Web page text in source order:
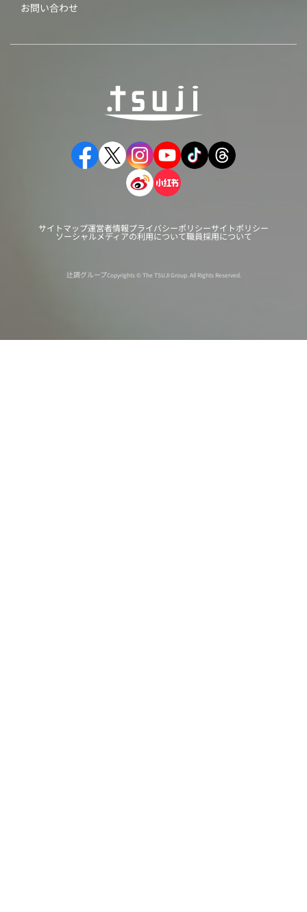
お問い合わせ
サイトマップ運営者情報プライバシーポリシーサイトポリシー
ソーシャルメディアの利用について職員採用について
辻調グループCopyrights © The TSUJI Group. All Rights Reserved.